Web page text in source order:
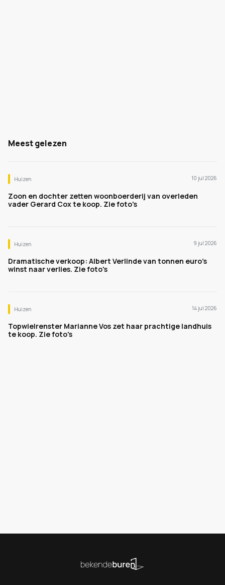
Meest gelezen
Huizen 10 jul 2026
Zoon en dochter zetten woonboerderij van overleden
vader Gerard Cox te koop. Zie foto's
Huizen 9 jul 2026
Dramatische verkoop: Albert Verlinde van tonnen euro's
winst naar verlies. Zie foto's
Huizen 14 jul 2026
Topwielrenster Marianne Vos zet haar prachtige landhuis
te koop. Zie foto's